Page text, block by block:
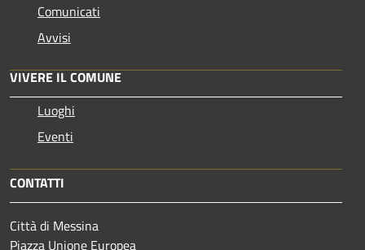
Comunicati
Avvisi
VIVERE IL COMUNE
Luoghi
Eventi
CONTATTI
Città di Messina
Piazza Unione Europea